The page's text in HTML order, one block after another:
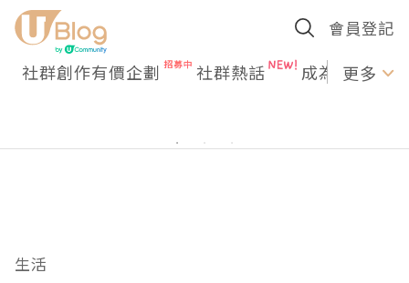
會員登記
社群創作有價企劃 社群熱話 成為U更多
生活